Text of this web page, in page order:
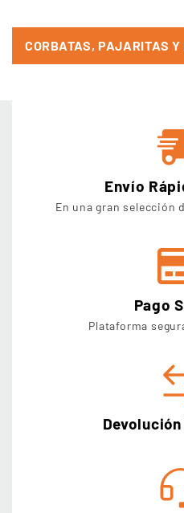
CORBATAS, PAJARITAS Y
Envío
En una gran selección
Pago
Plataforma
Devolución